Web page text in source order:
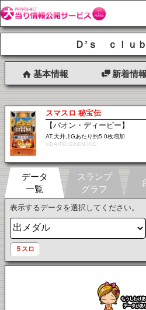
Ｄ’ｓ ｃｌｕ
基本情報 新着情報
スマスロ 秘宝伝
【パオン・ディーピー】
AT,天井,1Gあたり約5.0枚増加
©DAITO GIKEN,INC.
データ
一覧
表示するデータを選択してください。
５スロ
スランプ
グラフ